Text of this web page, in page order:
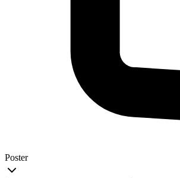
Poster